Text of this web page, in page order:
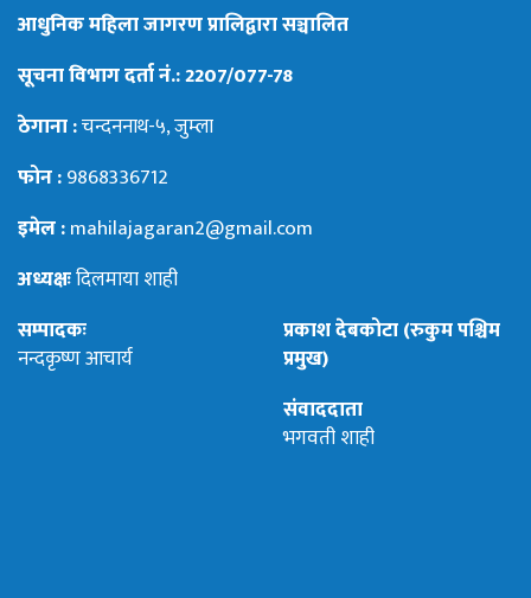
आधुनिक महिला जागरण प्रालिद्वारा सञ्चालित
सूचना विभाग दर्ता नं.: 2207/077-78
ठेगाना :चन्दननाथ-५, जुम्ला
फोन :9868336712
इमेल :mahilajagaran2@gmail.com
अध्यक्षःदिलमाया शाही
सम्पादकः
नन्दकृष्ण आचार्य
प्रकाश देबकोटा (रुकुम पश्चिम
प्रमुख)
संवाददाता
भगवती शाही